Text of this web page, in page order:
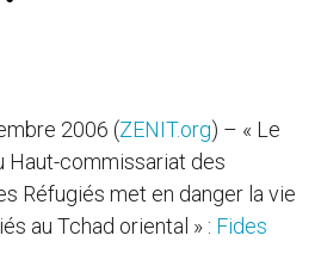
2006 (ZENIT.org) – « Le
Haut-commissariat des
Réfugiés met en danger la vie
au Tchad oriental » : Fides